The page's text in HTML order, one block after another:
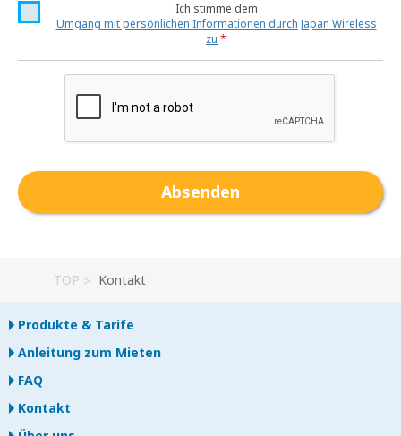
Ich stimme dem
Umgang mit persönlichen Informationen durch Japan Wireless
zu *
TOP Kontakt
Produkte & Tarife
Anleitung zum Mieten
FAQ
Kontakt